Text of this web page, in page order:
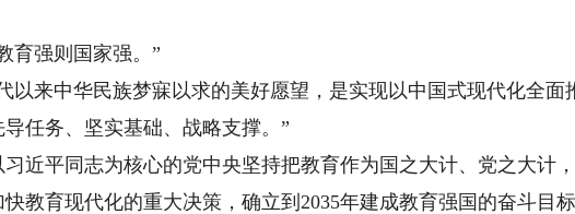
强则国家强。”
来中华民族梦寐以求的美好愿望，是实现以中国式现代化全面
任务、坚实基础、战略支撑。”
平同志为核心的党中央坚持把教育作为国之大计、党之大计
教育现代化的重大决策，确立到2035年建成教育强国的奋斗目标